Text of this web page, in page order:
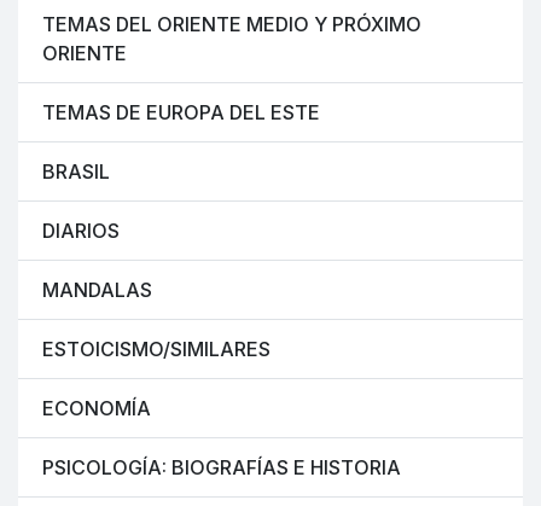
TEMAS DEL ORIENTE MEDIO Y PRÓXIMO
ORIENTE
TEMAS DE EUROPA DEL ESTE
BRASIL
DIARIOS
MANDALAS
ESTOICISMO/SIMILARES
ECONOMÍA
PSICOLOGÍA: BIOGRAFÍAS E HISTORIA